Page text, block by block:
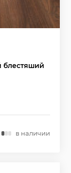
блестяший
в наличии